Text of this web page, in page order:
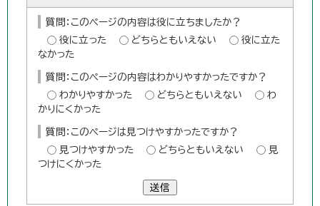
質問：このページの内容は役に立ちましたか？
役に立った
どちらともいえない
役に立た
なかった
質問：このページの内容はわかりやすかったですか？
わかりやすかった
どちらともいえない
わ
かりにくかった
質問：このページは見つけやすかったですか？
見つけやすかった
どちらともいえない
見
つけにくかった
送信